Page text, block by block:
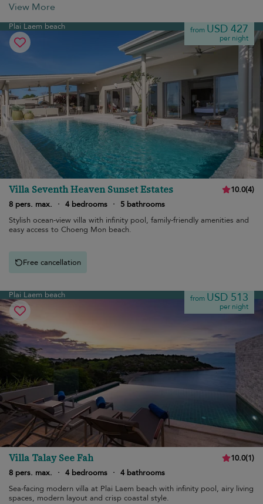
View More
Plai Laem beach from USD 427
per night
Villa Seventh Heaven Sunset Estates 10.0(4)
8 pers. max.
· 4 bedrooms ·
5 bathrooms
Stylish ocean-view villa with infinity pool, family-friendly amenities and
easy access to Choeng Mon beach.
Free cancellation
Plai Laem beach from USD 513
per night
Villa Talay See Fah 10.0(1)
8 pers. max.
· 4 bedrooms · 4 bathrooms
Sea-facing modern villa at Plai Laem beach with infinity pool, airy living
spaces, modern layout and crisp coastal style.